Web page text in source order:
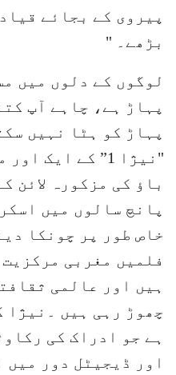
پیروی کے بجائے
بڑھے۔ "
لوگوں کے دلوں میں
پہاڑ ہے، چاہے آپ
پہاڑ کو ہٹا نہیں
"نیژا 1” کے ایک
باؤ کی مزکورہ لائن
پانچ سالوں میں
خاص طور پر چونکا
فلمیں مغربی
ہیں اور عالمی
چھوڑ رہی ہیں ۔نیژا
ہے جو ادراک کی
اور ڈیجیٹل دور میں